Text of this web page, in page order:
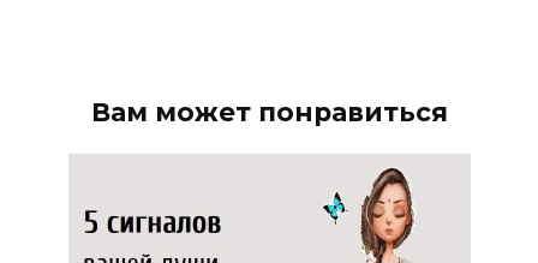
Вам может понравиться